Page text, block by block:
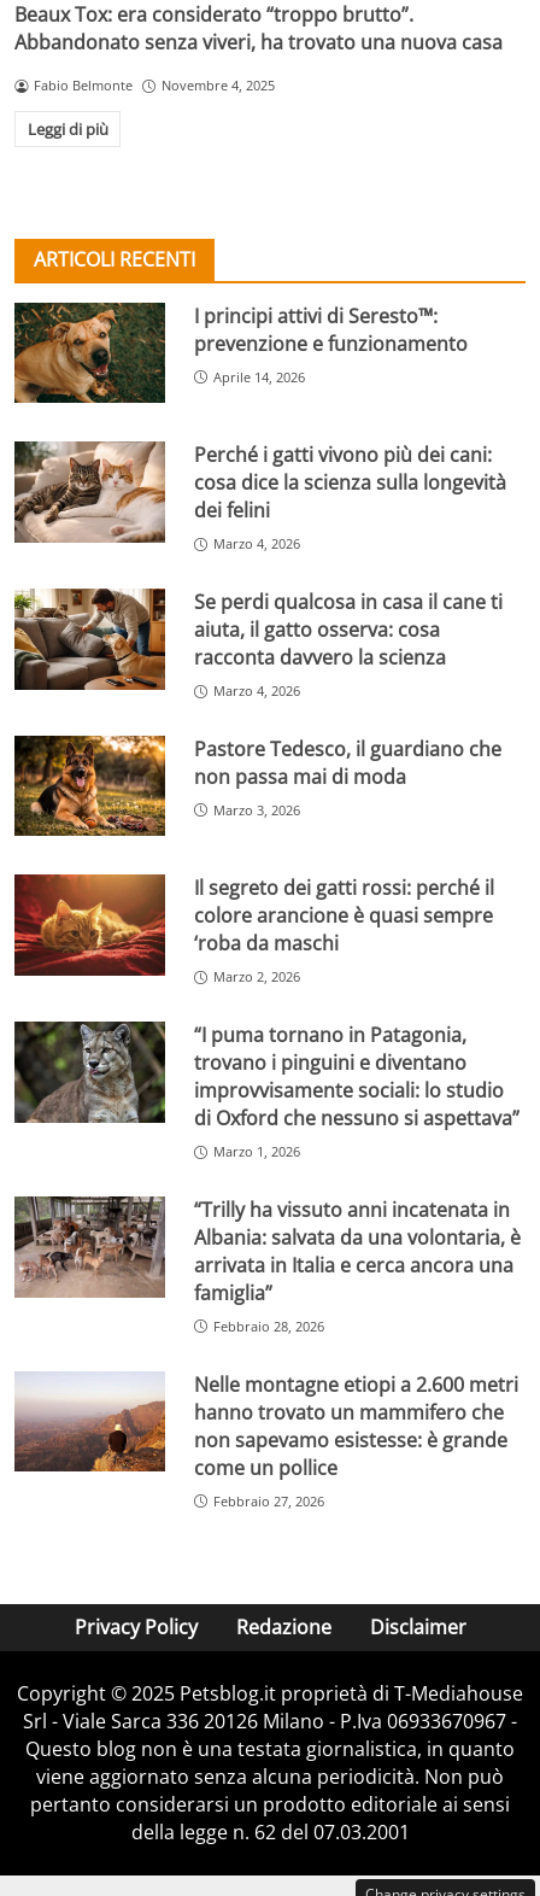
Beaux Tox: era considerato “troppo brutto”.
Abbandonato senza viveri, ha trovato una nuova casa
Fabio Belmonte Novembre 4, 2025
Leggi di più
ARTICOLI RECENTI
I principi attivi di Seresto™:
prevenzione e funzionamento
Aprile 14, 2026
Perché i gatti vivono più dei cani:
cosa dice la scienza sulla longevità
dei felini
Marzo 4, 2026
Se perdi qualcosa in casa il cane ti
aiuta, il gatto osserva: cosa
racconta davvero la scienza
Marzo 4, 2026
Pastore Tedesco, il guardiano che
non passa mai di moda
Marzo 3, 2026
Il segreto dei gatti rossi: perché il
colore arancione è quasi sempre
‘roba da maschi
Marzo 2, 2026
“I puma tornano in Patagonia,
trovano i pinguini e diventano
improvvisamente sociali: lo studio
di Oxford che nessuno si aspettava”
Marzo 1, 2026
“Trilly ha vissuto anni incatenata in
Albania: salvata da una volontaria, è
arrivata in Italia e cerca ancora una
famiglia”
Febbraio 28, 2026
Nelle montagne etiopi a 2.600 metri
hanno trovato un mammifero che
non sapevamo esistesse: è grande
come un pollice
Febbraio 27, 2026
Privacy Policy Redazione Disclaimer
Copyright © 2025 Petsblog.it proprietà di T-Mediahouse
Srl - Viale Sarca 336 20126 Milano - P.Iva 06933670967 -
Questo blog non è una testata giornalistica, in quanto
viene aggiornato senza alcuna periodicità. Non può
pertanto considerarsi un prodotto editoriale ai sensi
della legge n. 62 del 07.03.2001